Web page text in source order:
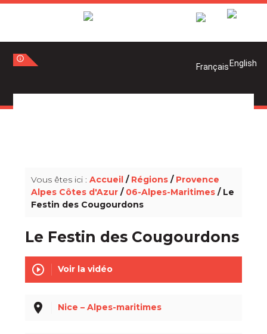
info_outline
Vous êtes ici :Accueil / Régions / Provence
Alpes Côtes d'Azur / 06-Alpes-Maritimes / Le
Festin des Cougourdons
Le Festin des Cougourdons
play_circle_outline Voir la vidéo
place Nice – Alpes-maritimes